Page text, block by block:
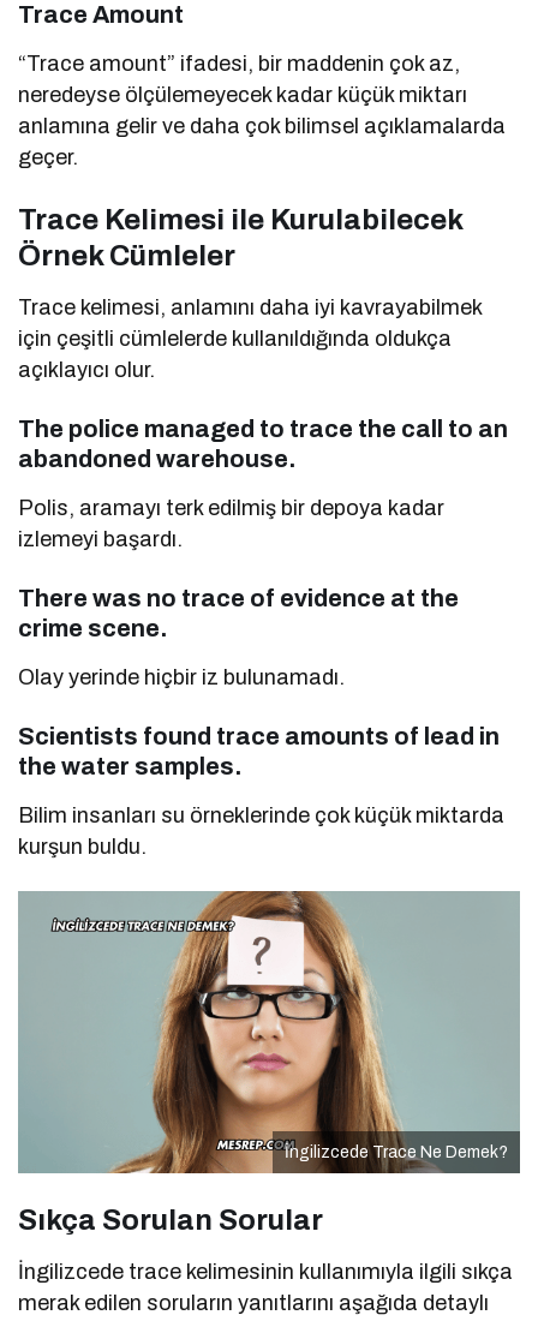
Trace Amount
“Trace amount” ifadesi, bir maddenin çok az,
neredeyse ölçülemeyecek kadar küçük miktarı
anlamına gelir ve daha çok bilimsel açıklamalarda
geçer.
Trace Kelimesi ile Kurulabilecek
Örnek Cümleler
Trace kelimesi, anlamını daha iyi kavrayabilmek
için çeşitli cümlelerde kullanıldığında oldukça
açıklayıcı olur.
The police managed to trace the call to an
abandoned warehouse.
Polis, aramayı terk edilmiş bir depoya kadar
izlemeyi başardı.
There was no trace of evidence at the
crime scene.
Olay yerinde hiçbir iz bulunamadı.
Scientists found trace amounts of lead in
the water samples.
Bilim insanları su örneklerinde çok küçük miktarda
kurşun buldu.
İngilizcede Trace Ne Demek?
Sıkça Sorulan Sorular
İngilizcede trace kelimesinin kullanımıyla ilgili sıkça
merak edilen soruların yanıtlarını aşağıda detaylı